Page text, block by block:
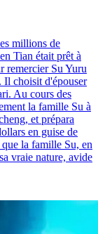
millions de
Tian était prêt à
remercier Su Yuru
Il choisit d'épouser
Au cours des
la famille Su à
et prépara
en guise de
que la famille Su, en
vraie nature, avide